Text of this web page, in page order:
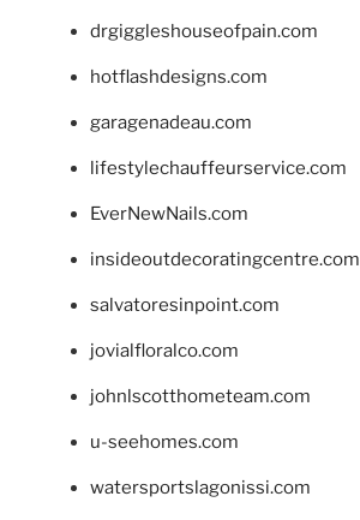
drgiggleshouseofpain.com
hotflashdesigns.com
garagenadeau.com
lifestylechauffeurservice.com
EverNewNails.com
insideoutdecoratingcentre.com
salvatoresinpoint.com
jovialfloralco.com
johnlscotthometeam.com
u-seehomes.com
watersportslagonissi.com